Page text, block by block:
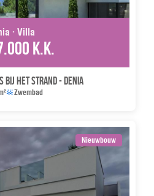
· Villa
k.k.
bij het strand - Denia
Zwembad
Nieuwbouw